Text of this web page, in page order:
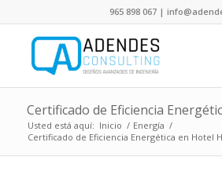
965 898 067 |
Certificado de Eficiencia
Usted está aquí: Inicio / Energía /
Certificado de Eficiencia Energética en Hotel